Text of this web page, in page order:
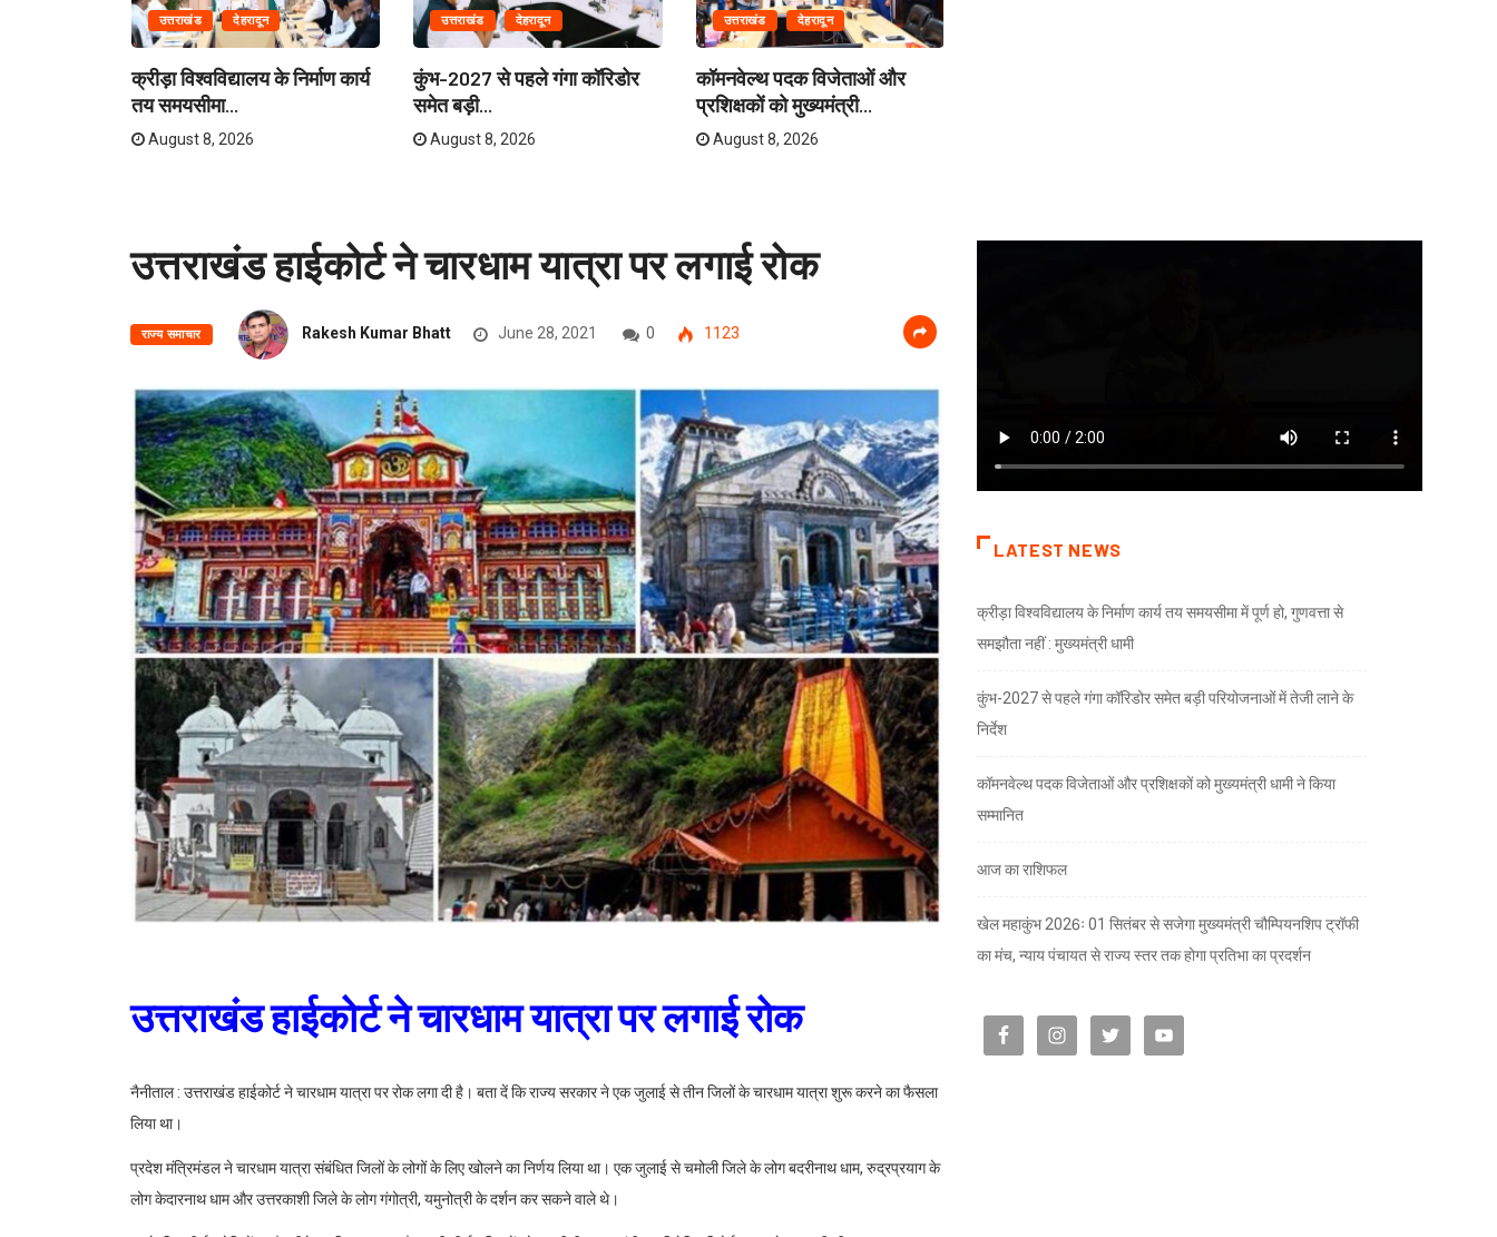
उत्तराखंड देहरादून
क्रीड़ा विश्वविद्यालय के निर्माण कार्य
तय समयसीमा...
August 8, 2026
उत्तराखंड देहरादून
कुंभ-2027 से पहले गंगा कॉरिडोर
समेत बड़ी...
August 8, 2026
उत्तराखंड देहरादून
कॉमनवेल्थ पदक विजेताओं और
प्रशिक्षकों को मुख्यमंत्री...
August 8, 2026
उत्तराखंड हाईकोर्ट ने चारधाम यात्रा पर लगाई रोक
राज्य समाचार Rakesh Kumar Bhatt June 28, 2021 0 1123
उत्तराखंड हाईकोर्ट ने चारधाम यात्रा पर लगाई रोक
नैनीताल : उत्तराखंड हाईकोर्ट ने चारधाम यात्रा पर रोक लगा दी है। बता दें कि राज्य सरकार ने एक जुलाई से तीन जिलों के चारधाम यात्रा शुरू करने का फैसला
लिया था।
प्रदेश मंत्रिमंडल ने चारधाम यात्रा संबंधित जिलों के लोगों के लिए खोलने का निर्णय लिया था। एक जुलाई से चमोली जिले के लोग बदरीनाथ धाम, रुद्रप्रयाग के
लोग केदारनाथ धाम और उत्तरकाशी जिले के लोग गंगोत्री, यमुनोत्री के दर्शन कर सकने वाले थे।
LATEST NEWS
क्रीड़ा विश्वविद्यालय के निर्माण कार्य तय समयसीमा में पूर्ण हो, गुणवत्ता से
समझौता नहीं : मुख्यमंत्री धामी
कुंभ-2027 से पहले गंगा कॉरिडोर समेत बड़ी परियोजनाओं में तेजी लाने के
निर्देश
कॉमनवेल्थ पदक विजेताओं और प्रशिक्षकों को मुख्यमंत्री धामी ने किया
सम्मानित
आज का राशिफल
खेल महाकुंभ 2026ः 01 सितंबर से सजेगा मुख्यमंत्री चौम्पियनशिप ट्रॉफी
का मंच, न्याय पंचायत से राज्य स्तर तक होगा प्रतिभा का प्रदर्शन